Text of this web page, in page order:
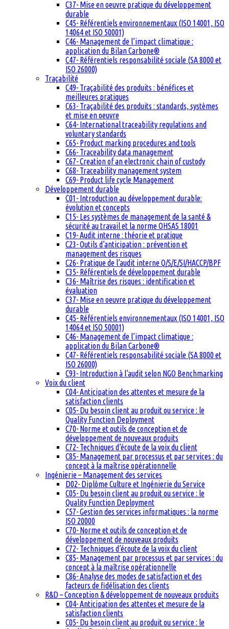
C37- Mise en oeuvre pratique du développement
durable
C45- Référentiels environnementaux (ISO 14001, ISO
14064 et ISO 50001)
C46- Management de l’impact climatique :
application du Bilan Carbone®
C47- Référentiels responsabilité sociale (SA 8000 et
ISO 26000)
Traçabilité
C49- Traçabilité des produits : bénéfices et
meilleures pratiques
C63- Traçabilité des produits : standards, systèmes
et mise en oeuvre
C64- International traceability regulations and
voluntary standards
C65- Product marking procedures and tools
C66- Traceability data management
C67- Creation of an electronic chain of custody
C68- Traceability management system
C69- Product life cycle Management
Développement durable
C01- Introduction au développement durable:
évolution et concepts
C15- Les systèmes de management de la santé &
sécurité au travail et la norme OHSAS 18001
C19- Audit interne : théorie et pratique
C23- Outils d’anticipation : prévention et
management des risques
C26- Pratique de l’audit interne Q/S/E/SI/HACCP/BPF
C35- Référentiels de développement durable
C36- Maîtrise des risques : identification et
évaluation
C37- Mise en oeuvre pratique du développement
durable
C45- Référentiels environnementaux (ISO 14001, ISO
14064 et ISO 50001)
C46- Management de l’impact climatique :
application du Bilan Carbone®
C47- Référentiels responsabilité sociale (SA 8000 et
ISO 26000)
C93- Introduction à l’audit selon NGO Benchmarking
Voix du client
C04- Anticipation des attentes et mesure de la
satisfaction clients
C05- Du besoin client au produit ou service : le
Quality Function Deployment
C70- Norme et outils de conception et de
développement de nouveaux produits
C72- Techniques d’écoute de la voix du client
C85- Management par processus et par services : du
concept à la maîtrise opérationnelle
Ingénierie – Management des services
D02- Diplôme Culture et Ingénierie du Service
C05- Du besoin client au produit ou service : le
Quality Function Deployment
C57- Gestion des services informatiques : la norme
ISO 20000
C70- Norme et outils de conception et de
développement de nouveaux produits
C72- Techniques d’écoute de la voix du client
C85- Management par processus et par services : du
concept à la maîtrise opérationnelle
C86- Analyse des modes de satisfaction et des
facteurs de fidélisation des clients
R&D – Conception & développement de nouveaux produits
C04- Anticipation des attentes et mesure de la
satisfaction clients
C05- Du besoin client au produit ou service : le